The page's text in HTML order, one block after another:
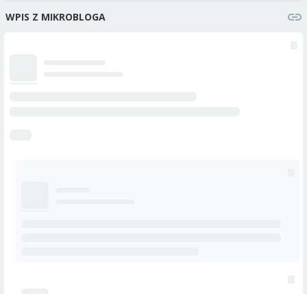
WPIS Z MIKROBLOGA